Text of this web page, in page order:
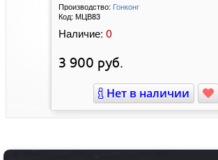
Производство: Гонконг
Код: МЦВ83
Наличие: 0
3 900 руб.
Нет в наличии